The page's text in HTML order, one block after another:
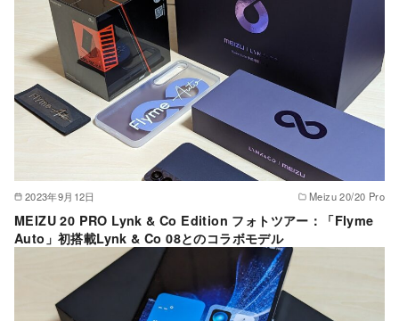
2023年9月12日 Meizu 20/20 Pro
MEIZU 20 PRO Lynk & Co Edition フォトツアー：「Flyme
Auto」初搭載Lynk & Co 08とのコラボモデル